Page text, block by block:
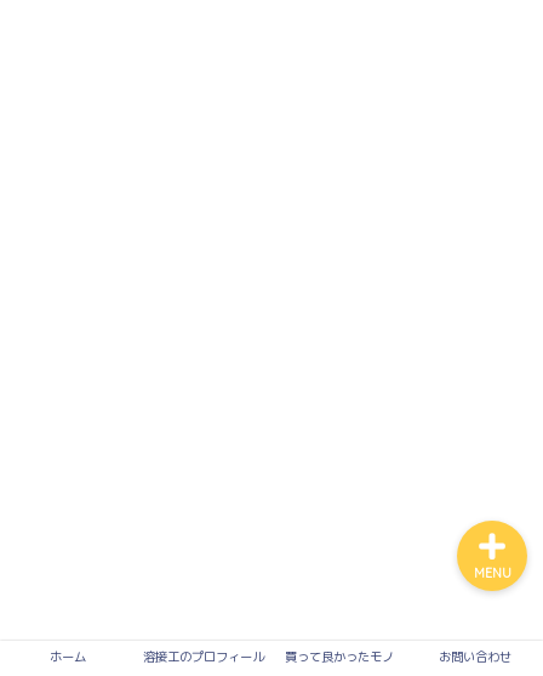
ホーム 溶接工のプロフィール 買って良かったモノ お問い合わせ
MENU